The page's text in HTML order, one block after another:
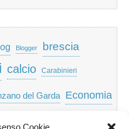
Cookie
Blogger brescia
calcio Carabinieri
del Garda Economia